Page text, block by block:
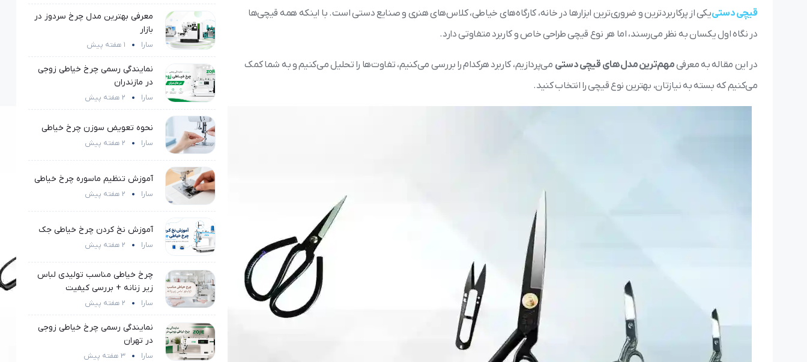
قیچی دستییکی از پرکاربردترین و ضروری‌ترین ابزارها در خانه، کارگاه‌های خیاطی، کلاس‌های هنری و صنایع دستی است. با اینکه همه قیچی‌ها
در نگاه اول یکسان به نظر می‌رسند، اما هر نوع قیچی طراحی خاص و کاربرد متفاوتی دارد.
در این مقاله به معرفیمهم‌ترین مدل‌های قیچی دستی می‌پردازیم، کاربرد هرکدام را بررسی می‌کنیم، تفاوت‌ها را تحلیل می‌کنیم و به شما کمک
می‌کنیم که بسته به نیازتان، بهترین نوع قیچی را انتخاب کنید.
معرفی بهترین مدل چرخ سردوز در
بازار
سارا 1 هفته پیش
نمایندگی رسمی چرخ خیاطی زوجی
در مازندران
سارا 2 هفته پیش
نحوه تعویض سوزن چرخ خیاطی
سارا 2 هفته پیش
آموزش تنظیم ماسوره چرخ خیاطی
سارا 2 هفته پیش
آموزش نخ کردن چرخ خیاطی جک
سارا 2 هفته پیش
چرخ خیاطی مناسب تولیدی لباس
زیر زنانه + بررسی کیفیت
سارا 2 هفته پیش
نمایندگی رسمی چرخ خیاطی زوجی
در تهران
سارا 3 هفته پیش